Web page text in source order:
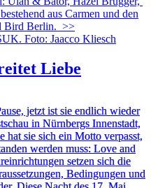
aus Carmen und den
Bird Berlin. >>
Liebe
jetzt ist sie endlich wieder
in Nürnbergs Innenstadt,
hat sie sich ein Motto verpasst,
werden muss: Love and
setzen sich die
Bedingungen und